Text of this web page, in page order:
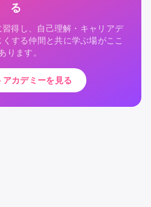
る
得し、自己理解・キャリアデ
する仲間と共に学ぶ場がここ
ります。
カデミーを見る